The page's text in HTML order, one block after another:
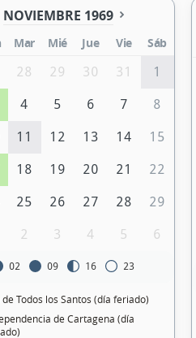
NOVIEMBRE 1969
Mar Mié Jue Vie
Sáb
28 29 30 31 1
4 5 6 7 8
11 12 13 14 15
18 19 20 21 22
25 26 27 28 29
2 3 4 5 6
02 09 16 23
de Todos los Santos (día feriado)
de Cartagena (día